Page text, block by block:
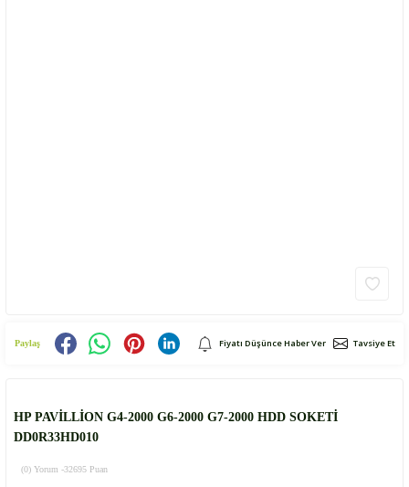
Paylaş Fiyatı Düşünce Haber Ver Tavsiye Et
HP PAVİLLİON G4-2000 G6-2000 G7-2000 HDD SOKETİ
DD0R33HD010
(0) Yorum -32695 Puan